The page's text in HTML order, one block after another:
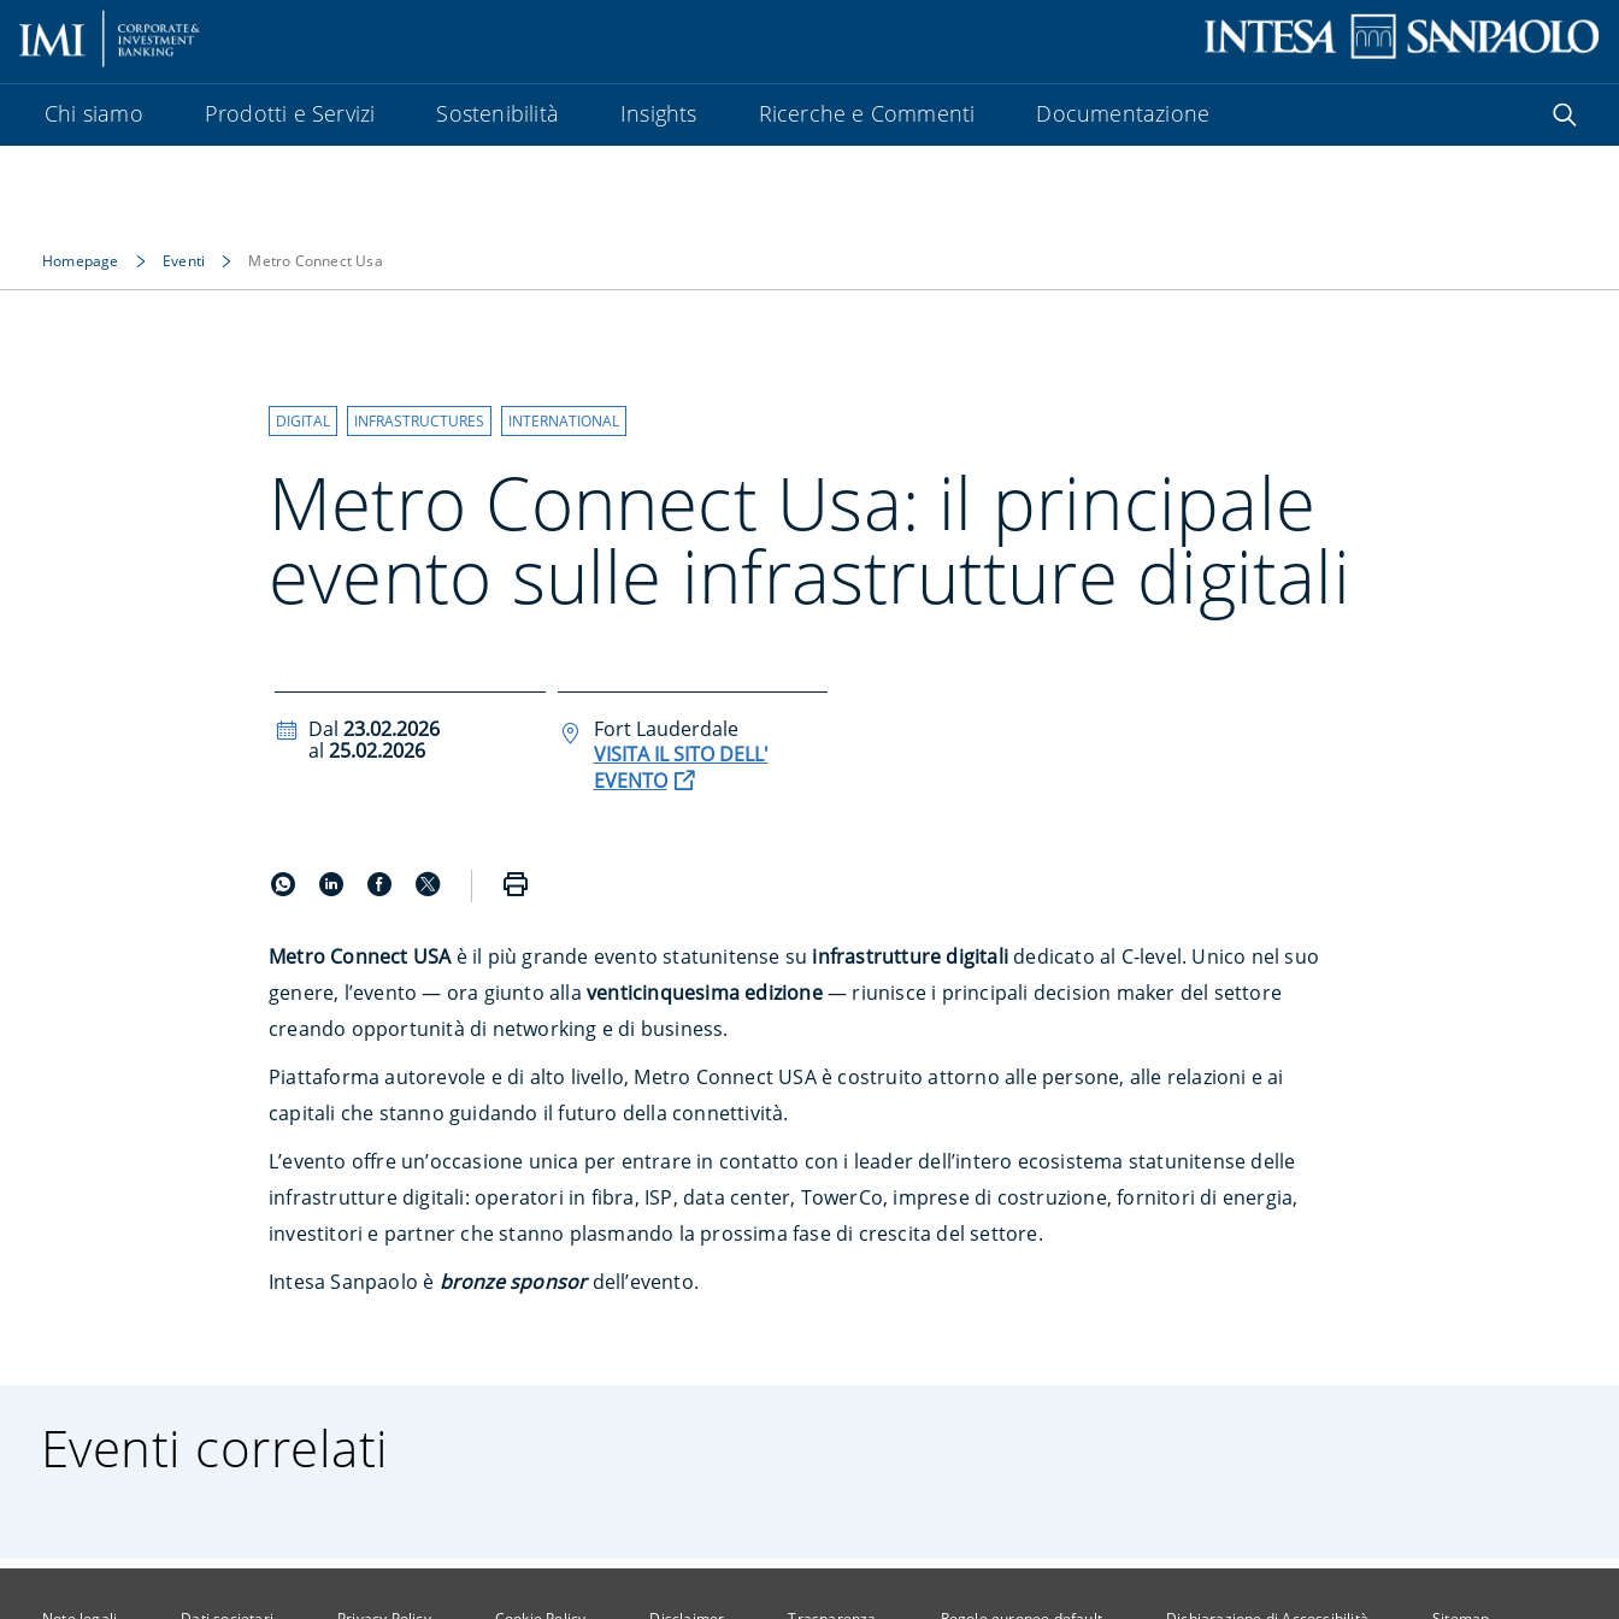
Chi siamo Prodotti e Servizi Sostenibilità Insights Ricerche e Commenti Documentazione
Homepage Eventi Metro Connect Usa
DIGITAL INFRASTRUCTURES INTERNATIONAL
Metro Connect Usa: il principale
evento sulle infrastrutture digitali
Dal 23.02.2026
al 25.02.2026
Fort Lauderdale
VISITA IL SITO DELL'
EVENTO
Metro Connect USAè il più grande evento statunitense su infrastrutture digitali dedicato al C-level. Unico nel suo
genere, l’evento — ora giunto alla venticinquesima edizione— riunisce i principali decision maker del settore
creando opportunità di networking e di business.
Piattaforma autorevole e di alto livello, Metro Connect USA è costruito attorno alle persone, alle relazioni e ai
capitali che stanno guidando il futuro della connettività.
L’evento offre un’occasione unica per entrare in contatto con i leader dell’intero ecosistema statunitense delle
infrastrutture digitali: operatori in fibra, ISP, data center, TowerCo, imprese di costruzione, fornitori di energia,
investitori e partner che stanno plasmando la prossima fase di crescita del settore.
Intesa Sanpaolo è bronze sponsordell’evento.
Eventi correlati